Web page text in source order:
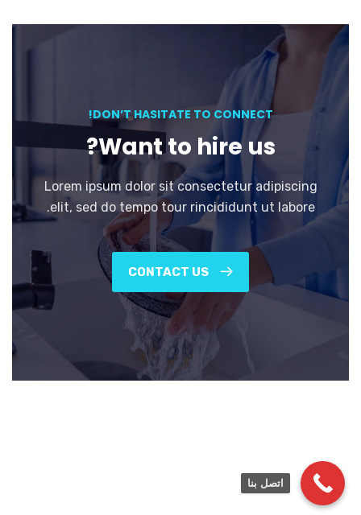
DON’T HASITATE TO CONNECT!
Want to hire us?
Lorem ipsum dolor sit consectetur adipiscing
elit, sed do tempo tour rincididunt ut labore.
CONTACT US
اتصل بنا